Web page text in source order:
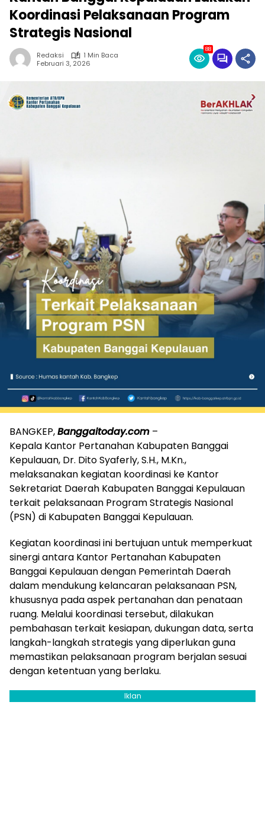
Koordinasi Pelaksanaan Program
Strategis Nasional
Redaksi
1 Min Baca
Februari 3, 2026
88
BANGKEP,Banggaitoday.com –
Kepala Kantor Pertanahan Kabupaten Banggai
Kepulauan, Dr. Dito Syaferly, S.H., M.Kn.,
melaksanakan kegiatan koordinasi ke Kantor
Sekretariat Daerah Kabupaten Banggai Kepulauan
terkait pelaksanaan Program Strategis Nasional
(PSN) di Kabupaten Banggai Kepulauan.
Kegiatan koordinasi ini bertujuan untuk memperkuat
sinergi antara Kantor Pertanahan Kabupaten
Banggai Kepulauan dengan Pemerintah Daerah
dalam mendukung kelancaran pelaksanaan PSN,
khususnya pada aspek pertanahan dan penataan
ruang. Melalui koordinasi tersebut, dilakukan
pembahasan terkait kesiapan, dukungan data, serta
langkah-langkah strategis yang diperlukan guna
memastikan pelaksanaan program berjalan sesuai
dengan ketentuan yang berlaku.
Iklan